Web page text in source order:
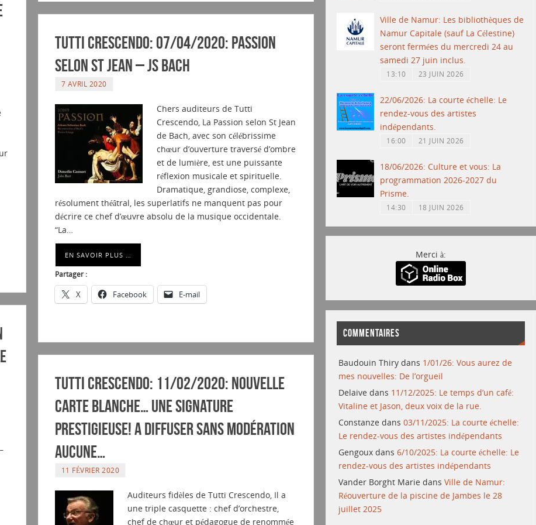
Tutti Crescendo: 07/04/2020: Passion
selon St Jean – JS BACH
7 AVRIL 2020
Chers auditeurs de Tutti
Crescendo, La Passion selon St Jean
de Bach, avec son célébrissime
chœur d’ouverture traversé d’ombre
et de lumière, est une puissante
réflexion musicale et spirituelle.
Dramatique, grandiose, complexe,
résolument théâtral, les superlatifs ne manquent pas pour
décrire ce chef d’œuvre absolu de la musique occidentale.
“La…
EN SAVOIR PLUS …
Partager :
X Facebook E-mail
Tutti Crescendo: 11/02/2020: Nouvelle
CARTE BLANCHE… Une signature
prestigieuse! A diffuser sans modération
aucune…
11 FÉVRIER 2020
Auditeurs fidèles de Tutti Crescendo, Il a
une triple casquette : chef d’orchestre,
chef de chœur et pédagogue de renommée
Ville de Namur: Les bibliothèques de
Namur Capitale (sauf La Célestine)
seront fermées du mercredi 24 au
samedi 27 juin inclus.
13:10 23 JUIN 2026
22/06/2026: La courte échelle: Le
rendez-vous des artistes
indépendants.
16:00 21 JUIN 2026
18/06/2026: Culture et vous: La
programmation 2026-2027 du
Prisme.
14:30 18 JUIN 2026
Merci à:
COMMENTAIRES
Baudouin Thiry dans 1/01/26: Vous aurez de
mes nouvelles: De l’orgueil
Delaive dans 11/12/2025: Le temps d’un café:
Vitaline et Jason, deux voix de la rue.
Constanze dans03/11/2025: La courte échelle:
Le rendez-vous des artistes indépendants
Gengoux dans6/10/2025: La courte échelle: Le
rendez-vous des artistes indépendants
Vander Borght Marie dansVille de Namur:
Réouverture de la piscine de Jambes le 28
juillet 2025